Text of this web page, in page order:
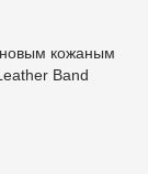
кожаным
Band